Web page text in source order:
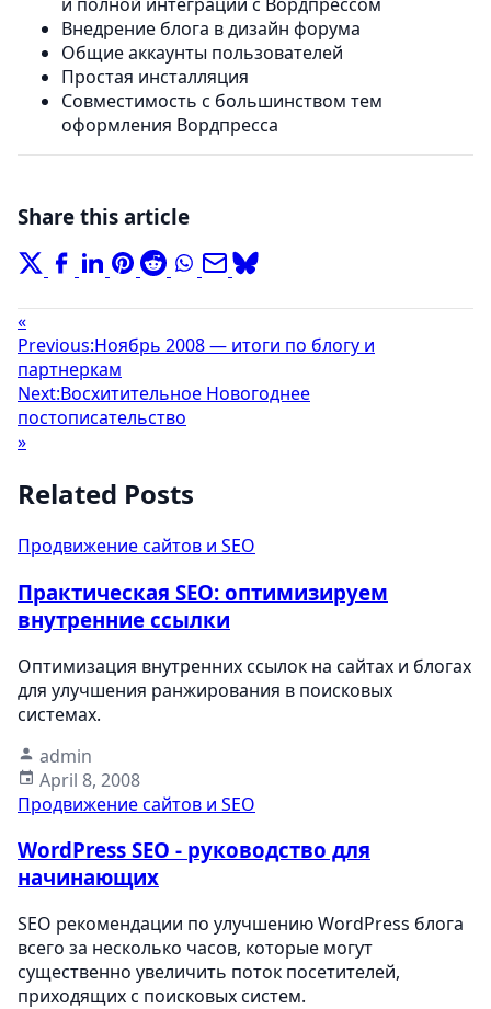
Внедрение блога в дизайн форума
Общие аккаунты пользователей
Простая инсталляция
Совместимость с большинством тем
оформления Вордпресса
Share this article
«
Previous:Ноябрь 2008 — итоги по блогу и
партнеркам
Next:Восхитительное Новогоднее
постописательство
»
Related Posts
Продвижение сайтов и SEO
Практическая SEO: оптимизируем
внутренние ссылки
Оптимизация внутренних ссылок на сайтах и блогах
для улучшения ранжирования в поисковых
системах.
admin
April 8, 2008
Продвижение сайтов и SEO
WordPress SEO - руководство для
начинающих
SEO рекомендации по улучшению WordPress блога
всего за несколько часов, которые могут
существенно увеличить поток посетителей,
приходящих с поисковых систем.